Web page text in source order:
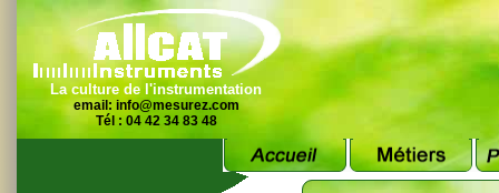
La culture de l'instrumentation
email: info@mesurez.com
Tél : 04 42 34 83 48